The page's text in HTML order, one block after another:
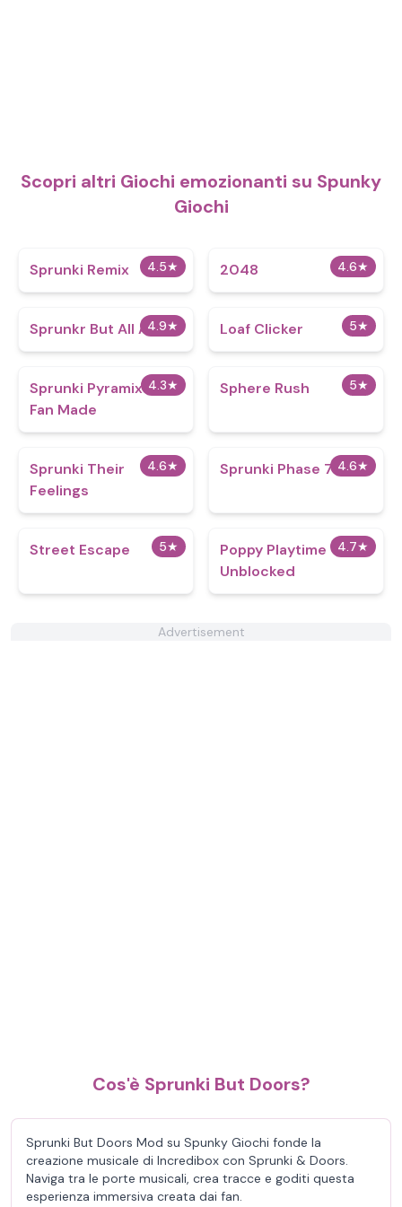
Scopri altri Giochi emozionanti su Spunky
Giochi
4.5★
Sprunki Remix 4.6★
2048
4.9★
Sprunkr But All Alive 5★
Loaf Clicker
4.3★
Sprunki Pyramixed
Fan Made
5★
Sphere Rush
4.6★
Sprunki Their
Feelings
4.6★
Sprunki Phase 7
5★
Street Escape 4.7★
Poppy Playtime
Unblocked
Advertisement
Cos'è Sprunki But Doors?
Sprunki But Doors Mod su Spunky Giochi fonde la
creazione musicale di Incredibox con Sprunki & Doors.
Naviga tra le porte musicali, crea tracce e goditi questa
esperienza immersiva creata dai fan.